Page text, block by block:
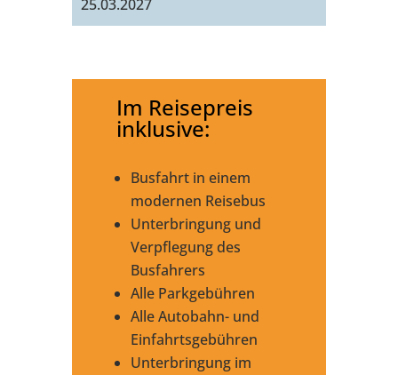
25.03.2027
Im Reisepreis
inklusive:
Busfahrt in einem
modernen Reisebus
Unterbringung und
Verpflegung des
Busfahrers
Alle Parkgebühren
Alle Autobahn- und
Einfahrtsgebühren
Unterbringung im